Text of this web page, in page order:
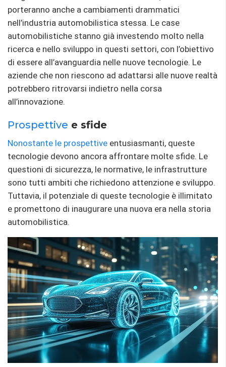
porteranno anche a cambiamenti drammatici
nell’industria automobilistica stessa. Le case
automobilistiche stanno già investendo molto nella
ricerca e nello sviluppo in questi settori, con l’obiettivo
di essere all’avanguardia nelle nuove tecnologie. Le
aziende che non riescono ad adattarsi alle nuove realtà
potrebbero ritrovarsi indietro nella corsa
all’innovazione.
Prospettive e sfide
Nonostante le prospettive entusiasmanti, queste
tecnologie devono ancora affrontare molte sfide. Le
questioni di sicurezza, le normative, le infrastrutture
sono tutti ambiti che richiedono attenzione e sviluppo.
Tuttavia, il potenziale di queste tecnologie è illimitato
e promettono di inaugurare una nuova era nella storia
automobilistica.